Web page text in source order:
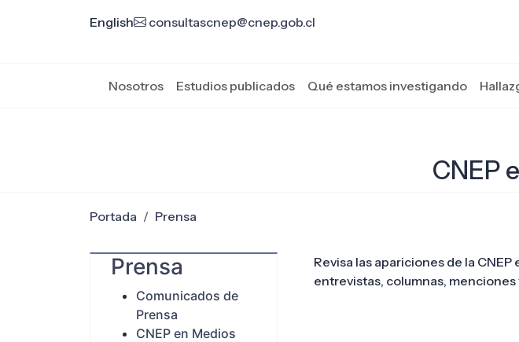
English consultascnep@cnep.gob.cl
Nosotros Estudios publicados Qué estamos investigando
CNEP
Portada Prensa
Revisa las apariciones de la
entrevistas, columnas,
Prensa
Comunicados de
Prensa
CNEP en Medios